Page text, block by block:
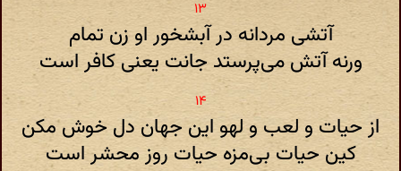
آتشی مردانه در آبشخور او زن تمام
ورنه آتش می‌پرستد جانت یعنی کافر است
از حیات و لعب و لهو این جهان دل خوش مکن
کین حیات بی‌مزه حیات روز محشر است